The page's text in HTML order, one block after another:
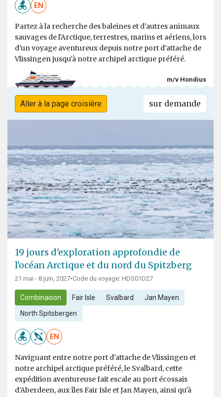
EN
Partez à la recherche des baleines et d'autres animaux
sauvages de l'Arctique, terrestres, marins et aériens, lors
d'un voyage aventureux depuis notre port d'attache de
Vlissingen jusqu'à notre archipel arctique préféré.
m/v Hondius
Aller à la page croisière sur demande
19 jours d'exploration approfondie de
l'océan Arctique et du nord du Spitzberg
21 mai - 8 juin, 2027•Code du voyage: HDS01D27
Combinaison Fair Isle Svalbard Jan Mayen
North Spitsbergen
EN
Naviguant entre notre port d'attache de Vlissingen et
notre archipel arctique préféré, le Svalbard, cette
expédition aventureuse fait escale au port écossais
d'Aberdeen, aux îles Fair Isle et Jan Mayen, ainsi qu'à